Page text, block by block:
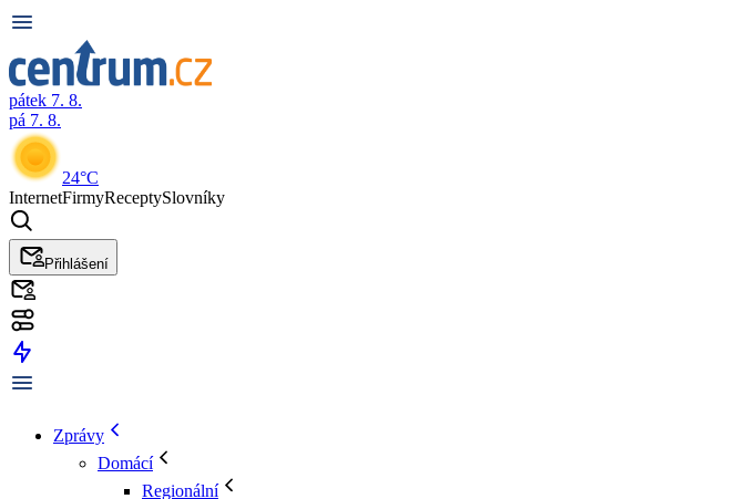
pátek 7. 8.
pá 7. 8.
24°C
InternetFirmyReceptySlovníky
Přihlášení
Zprávy
Domácí
Regionální